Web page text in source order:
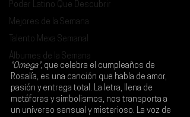
Poder Latino Que Descubrir
Mejores de la Semana
Talento Mexa Semanal
Álbumes de la Semana
"Omega", que celebra el cumpleaños de
Rosalía, es una canción que habla de amor,
pasión y entrega total. La letra, llena de
metáforas y simbolismos, nos transporta a
un universo sensual y misterioso. La voz de